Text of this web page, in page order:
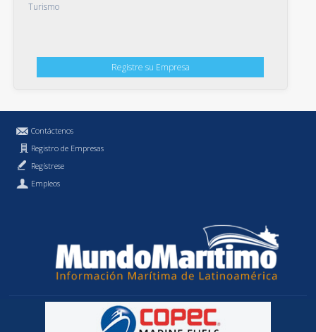
Turismo
Registre su Empresa
Contáctenos
Registro de Empresas
Regístrese
Empleos
Política de Privacidad
MundoMaritimo.cl es una marca registrada de MundoMaritimo Ltda.